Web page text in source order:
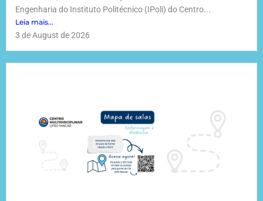
Engenharia do Instituto Politécnico (IPoli) do Centro...
Leia mais...
3 de August de 2026